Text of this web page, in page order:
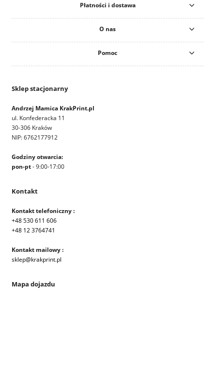
Płatności i dostawa
O nas
Pomoc
Sklep stacjonarny
Andrzej Mamica KrakPrint.pl
ul. Konfederacka 11
30-306 Kraków
NIP: 6762177912
Godziny otwarcia:
pon-pt- 9:00-17:00
Kontakt
Kontakt telefoniczny :
+48 530 611 606
+48 12 3764741
Kontakt mailowy :
sklep@krakprint.pl
Mapa dojazdu